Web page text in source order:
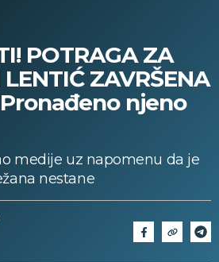
POTRAGA ZA
ZAVRŠENA
Pronađeno njeno
medije uz napomenu da je
nestane